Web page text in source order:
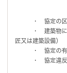
・ 協定の区
・ 建築物に関
匠又は建築設備）
・ 協定の有
・ 協定違反が